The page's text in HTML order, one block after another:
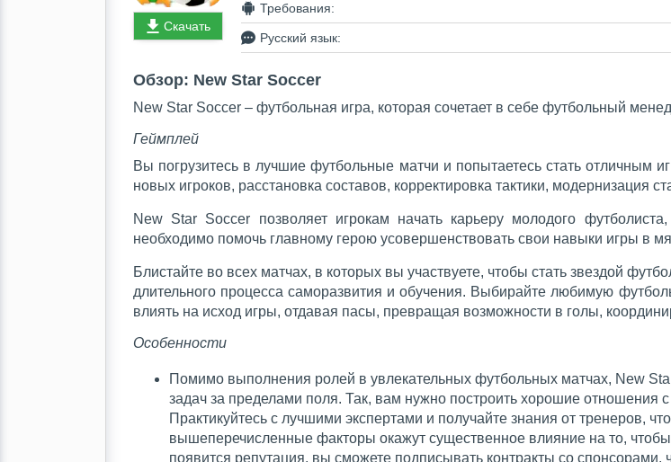
Скачать
Требования:
Русский язык:
Обзор: New Star Soccer
New Star Soccer – футбольная игра, которая сочетает в себе футбольный
Геймплей
Вы погрузитесь в лучшие футбольные матчи и попытаетесь стать отличным
новых игроков, расстановка составов, корректировка тактики, модернизация
New Star Soccer позволяет игрокам начать карьеру молодого
необходимо помочь главному герою усовершенствовать свои навыки игры в
Блистайте во всех матчах, в которых вы участвуете, чтобы стать звездой
длительного процесса саморазвития и обучения. Выбирайте любимую
влиять на исход игры, отдавая пасы, превращая возможности в голы,
Особенности
Помимо выполнения ролей в увлекательных футбольных матчах, New
задач за пределами поля. Так, вам нужно построить хорошие
Практикуйтесь с лучшими экспертами и получайте знания от тренеров,
вышеперечисленные факторы окажут существенное влияние на то,
появится репутация, вы сможете подписывать контракты со спонсорами,